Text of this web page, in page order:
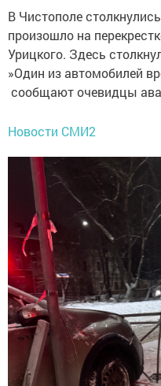
В Чистополе
произошло на
Урицкого. Здесь
»Один из автомобилей
сообщают очевидцы
Новости СМИ2